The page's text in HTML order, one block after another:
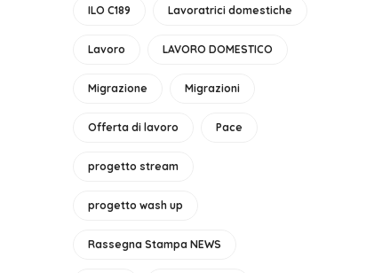
ILO C189 Lavoratrici domestiche
Lavoro LAVORO DOMESTICO
Migrazione Migrazioni
Offerta di lavoro Pace
progetto stream
progetto wash up
Rassegna Stampa NEWS